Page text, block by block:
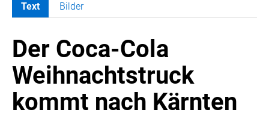
MELDUNGEN
COCA-COLA
Coca-Cola CUP
COCA-COLA HBC ÖSTERREICH
RÖMERQUELLE
Text Bilder
Der Coca-Cola
Weihnachtstruck
kommt nach Kärnten